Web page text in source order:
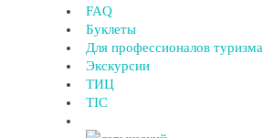
FAQ
Буклеты
Для профессионалов туризма
Экскурсии
ТИЦ
TIC